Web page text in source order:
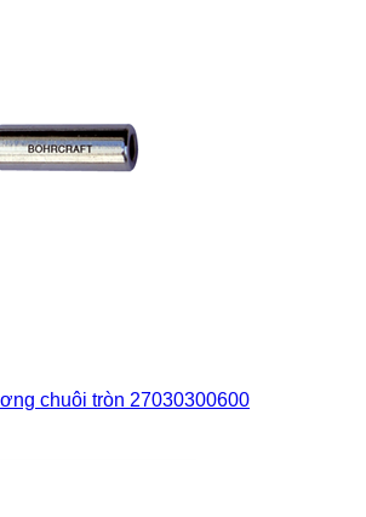
chuôi tròn 27030300600